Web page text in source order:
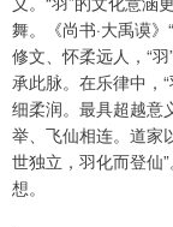
舞。《尚书·大禹谟
修文、怀柔远人，“
承此脉。在乐律中，
细柔润。最具超越意
举、飞仙相连。道家
世独立，羽化而登仙
想。